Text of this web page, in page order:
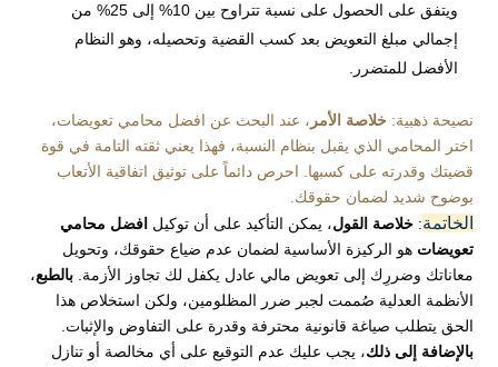
ويتفق على الحصول على نسبة تتراوح بين 10% إلى 25% من
إجمالي مبلغ التعويض بعد كسب القضية وتحصيله، وهو النظام
الأفضل للمتضرر.
نصيحة ذهبية: خلاصة الأمر ، عند البحث عن افضل محامي تعويضات،
اختر المحامي الذي يقبل بنظام النسبة، فهذا يعني ثقته التامة في قوة
قضيتك وقدرته على كسبها. احرص دائماً على توثيق اتفاقية الأتعاب
بوضوح شديد لضمان حقوقك.
الخاتمة: خلاصة القول، يمكن التأكيد على أن توكيل افضل محامي
تعويضات هو الركيزة الأساسية لضمان عدم ضياع حقوقك، وتحويل
معاناتك وضررِك إلى تعويض مالي عادل يكفل لك تجاوز الأزمة. بالطبع،
الأنظمة العدلية صُممت لجبر ضرر المظلومين، ولكن استخلاص هذا
الحق يتطلب صياغة قانونية محترفة وقدرة على التفاوض والإثبات.
بالإضافة إلى ذلك، يجب عليك عدم التوقيع على أي مخالصة أو تنازل